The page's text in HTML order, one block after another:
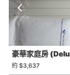
豪華家庭房
約 $3,637